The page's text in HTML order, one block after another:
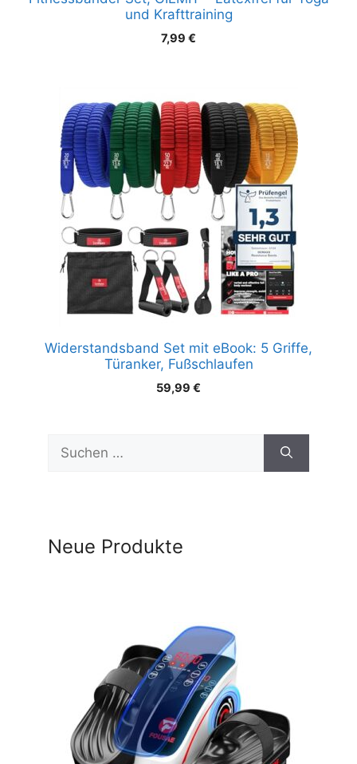
und Krafttraining
7,99 €
Widerstandsband Set mit eBook: 5 Griffe,
Türanker, Fußschlaufen
59,99 €
nach:
Neue Produkte